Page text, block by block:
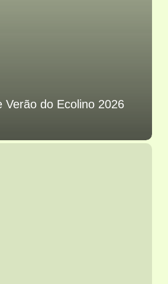
Verão do Ecolino 2026